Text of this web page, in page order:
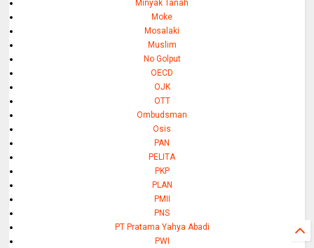
Minyak Tanah
Moke
Mosalaki
Muslim
No Golput
OECD
OJK
OTT
Ombudsman
Osis
PAN
PELITA
PKP
PLAN
PMII
PNS
PT Pratama Yahya Abadi
PWI